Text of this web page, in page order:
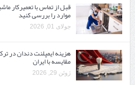
قبل از تماس با تعمیرکار
موارد را بررسی کنید
جولای 01, 2026
مقایسه با ایران
ژوئن 29, 2026